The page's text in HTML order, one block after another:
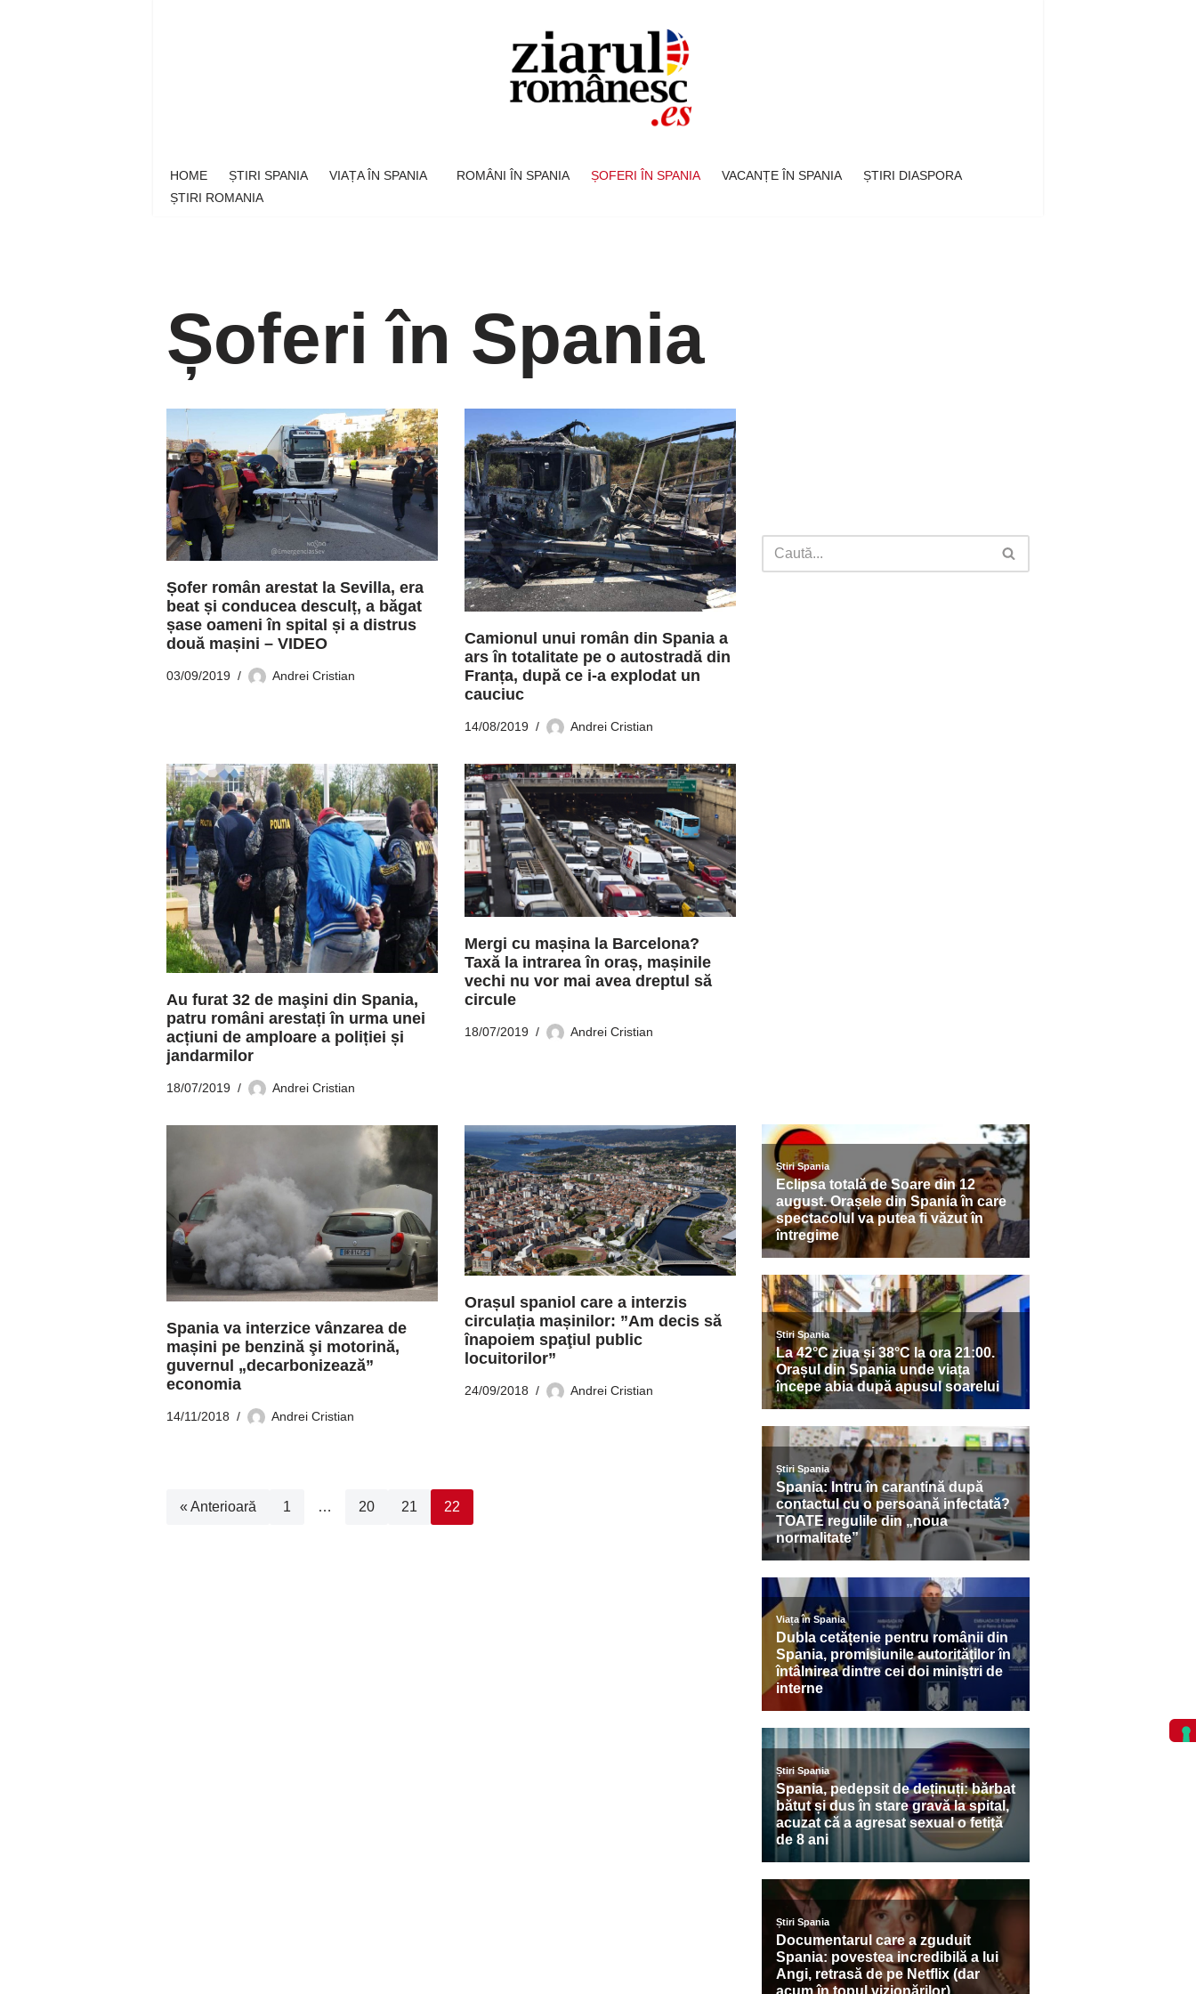
HOME ȘTIRI SPANIA VIAȚA ÎN SPANIA ROMÂNI ÎN SPANIA ȘOFERI ÎN SPANIA VACANȚE ÎN SPANIA
ȘTIRI DIASPORA
ȘTIRI ROMANIA
Șoferi în Spania
Șofer român arestat la Sevilla, era
beat și conducea desculț, a băgat
șase oameni în spital și a distrus
două mașini – VIDEO
03/09/2019 Andrei Cristian
Camionul unui român din Spania a
ars în totalitate pe o autostradă din
Franța, după ce i-a explodat un
cauciuc
14/08/2019 Andrei Cristian
Au furat 32 de maşini din Spania,
patru români arestați în urma unei
acțiuni de amploare a poliției și
jandarmilor
18/07/2019 Andrei Cristian
Mergi cu mașina la Barcelona?
Taxă la intrarea în oraș, mașinile
vechi nu vor mai avea dreptul să
circule
18/07/2019 Andrei Cristian
Spania va interzice vânzarea de
mașini pe benzină şi motorină,
guvernul „decarbonizează”
economia
14/11/2018 Andrei Cristian
Orașul spaniol care a interzis
circulația mașinilor: ”Am decis să
înapoiem spaţiul public
locuitorilor”
24/09/2018 Andrei Cristian
« Anterioară 1 … 20 21 22